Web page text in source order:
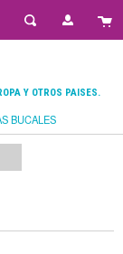
Y OTROS PAISES.
BUCALES